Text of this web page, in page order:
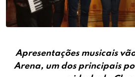
Apresentações musicais
Arena, um dos principais